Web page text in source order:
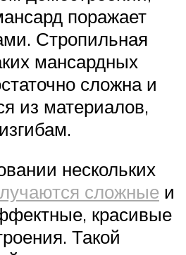
поражает
Стропильная
мансардных
сложна и
из материалов,
нескольких
сложные и
красивые
Такой